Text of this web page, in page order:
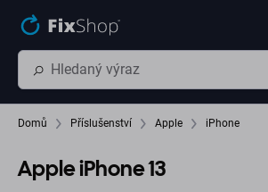
Domů Příslušenství Apple iPhone
Apple iPhone 13